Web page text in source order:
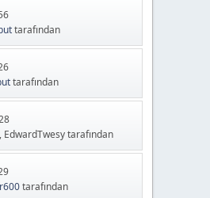
tarafından
tarafından
, EdwardTwesy tarafından
tarafından